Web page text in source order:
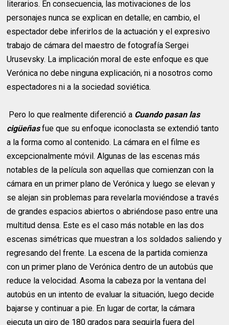
literarios. En consecuencia, las motivaciones de los
personajes nunca se explican en detalle; en cambio, el
espectador debe inferirlos de la actuación y el expresivo
trabajo de cámara del maestro de fotografía Sergei
Urusevsky. La implicación moral de este enfoque es que
Verónica no debe ninguna explicación, ni a nosotros como
espectadores ni a la sociedad soviética.
Pero lo que realmente diferenció a Cuando pasan las
cigüeñasfue que su enfoque iconoclasta se extendió tanto
a la forma como al contenido. La cámara en el filme es
excepcionalmente móvil. Algunas de las escenas más
notables de la película son aquellas que comienzan con la
cámara en un primer plano de Verónica y luego se elevan y
se alejan sin problemas para revelarla moviéndose a través
de grandes espacios abiertos o abriéndose paso entre una
multitud densa. Este es el caso más notable en las dos
escenas simétricas que muestran a los soldados saliendo y
regresando del frente. La escena de la partida comienza
con un primer plano de Verónica dentro de un autobús que
reduce la velocidad. Asoma la cabeza por la ventana del
autobús en un intento de evaluar la situación, luego decide
bajarse y continuar a pie. En lugar de cortar, la cámara
ejecuta un giro de 180 grados para seguirla fuera del